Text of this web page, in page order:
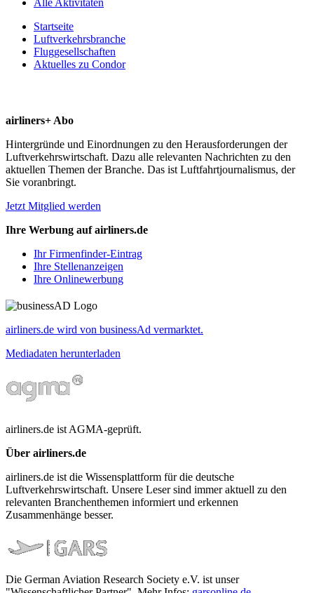
Startseite
Luftverkehrsbranche
Fluggesellschaften
Aktuelles zu Condor
airliners+ Abo
Hintergründe und Einordnungen zu den Herausforderungen der
Luftverkehrswirtschaft. Dazu alle relevanten Nachrichten zu den
aktuellen Themen der Branche. Das ist Luftfahrtjournalismus, der
Sie voranbringt.
Jetzt Mitglied werden
Ihre Werbung auf airliners.de
Ihr Firmenfinder-Eintrag
Ihre Stellenanzeigen
Ihre Onlinewerbung
airliners.de wird von businessAd vermarktet.
Mediadaten herunterladen
airliners.de ist AGMA-geprüft.
Über airliners.de
airliners.de ist die Wissensplattform für die deutsche
Luftverkehrswirtschaft. Unsere Leser sind immer aktuell zu den
relevanten Branchenthemen informiert und erkennen
Zusammenhänge besser.
Die German Aviation Research Society e.V. ist unser